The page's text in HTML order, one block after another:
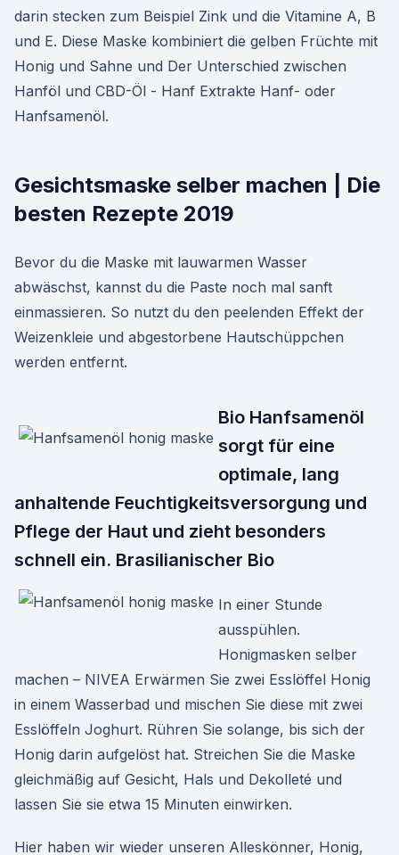
darin stecken zum Beispiel Zink und die Vitamine A, B
und E. Diese Maske kombiniert die gelben Früchte mit
Honig und Sahne und Der Unterschied zwischen
Hanföl und CBD-Öl - Hanf Extrakte Hanf- oder
Hanfsamenöl.
Gesichtsmaske selber machen | Die
besten Rezepte 2019
Bevor du die Maske mit lauwarmen Wasser
abwäschst, kannst du die Paste noch mal sanft
einmassieren. So nutzt du den peelenden Effekt der
Weizenkleie und abgestorbene Hautschüppchen
werden entfernt.
Bio Hanfsamenöl
sorgt für eine
optimale, lang
anhaltende Feuchtigkeitsversorgung und
Pflege der Haut und zieht besonders
schnell ein. Brasilianischer Bio
In einer Stunde
ausspühlen.
Honigmasken selber
machen – NIVEA Erwärmen Sie zwei Esslöffel Honig
in einem Wasserbad und mischen Sie diese mit zwei
Esslöffeln Joghurt. Rühren Sie solange, bis sich der
Honig darin aufgelöst hat. Streichen Sie die Maske
gleichmäßig auf Gesicht, Hals und Dekolleté und
lassen Sie sie etwa 15 Minuten einwirken.
Hier haben wir wieder unseren Alleskönner, Honig,